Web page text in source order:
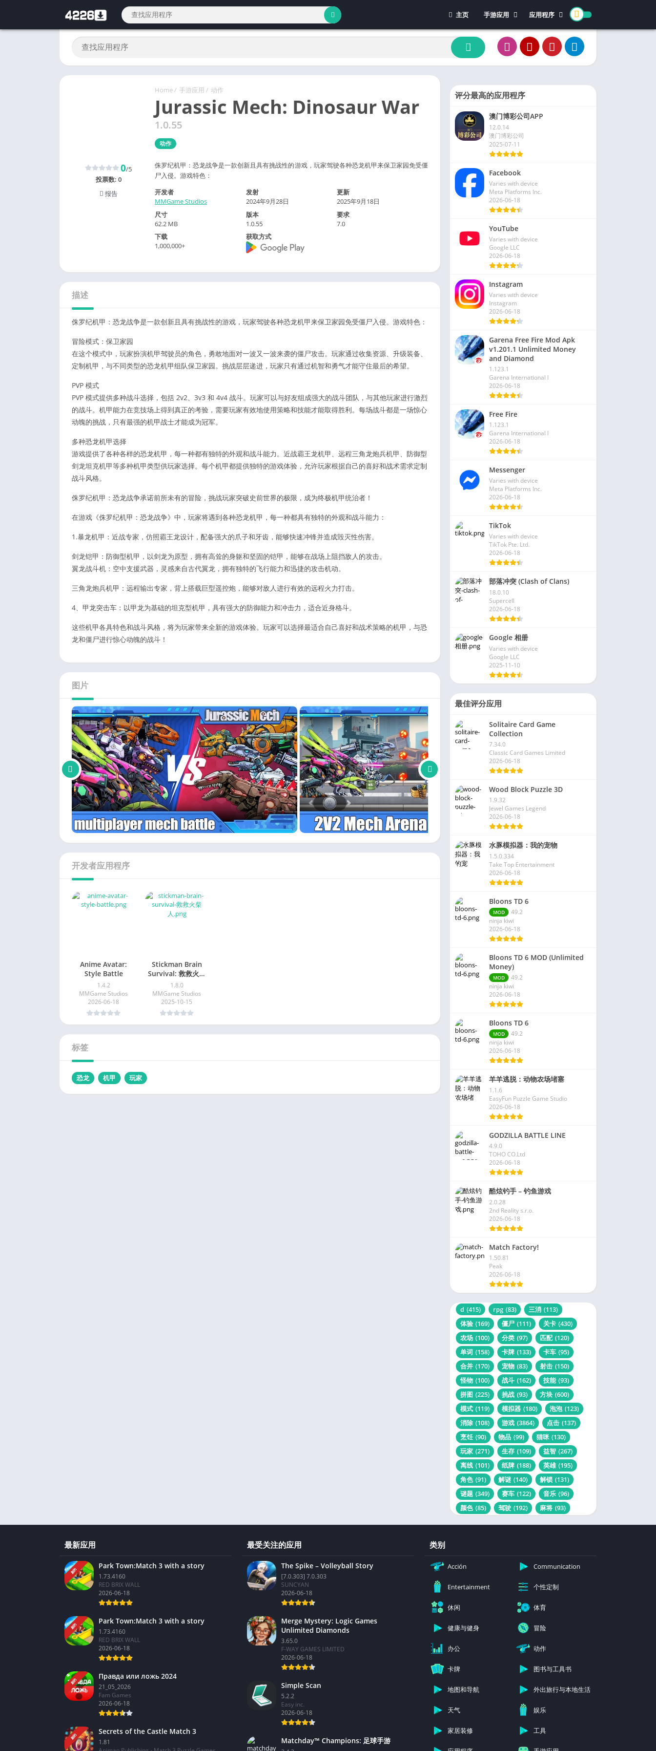
主页
手游应用
休闲游戏
冒险游戏
教育游戏
角色扮演
文字游戏
竞速游戏
策略游戏
应用程序
体育
办公
Home/ 手游应用 / 动作
Jurassic Mech: Dinosaur War
1.0.55
动作
侏罗纪机甲：恐龙战争是一款创新且具有挑战性的游戏，玩家驾驶各种恐龙机甲来保卫家园免受僵
尸入侵。游戏特色：
0/5
投票数: 0
报告
开发者
MMGame Studios
发射
2024年9月28日
更新
2025年9月18日
尺寸
62.2 MB
版本
1.0.55
要求
7.0
下载
1,000,000+
获取方式
描述
侏罗纪机甲：恐龙战争是一款创新且具有挑战性的游戏，玩家驾驶各种恐龙机甲来保卫家园免受僵尸入侵。游戏特色：
冒险模式：保卫家园
在这个模式中，玩家扮演机甲驾驶员的角色，勇敢地面对一波又一波来袭的僵尸攻击。玩家通过收集资源、升级装备、
定制机甲，与不同类型的恐龙机甲组队保卫家园。挑战层层递进，玩家只有通过机智和勇气才能守住最后的希望。
PVP 模式
PVP 模式提供多种战斗选择，包括 2v2、3v3 和 4v4 战斗。玩家可以与好友组成强大的战斗团队，与其他玩家进行激烈
的战斗。机甲能力在竞技场上得到真正的考验，需要玩家有效地使用策略和技能才能取得胜利。每场战斗都是一场惊心
动魄的挑战，只有最强的机甲战士才能成为冠军。
多种恐龙机甲选择
游戏提供了各种各样的恐龙机甲，每一种都有独特的外观和战斗能力。近战霸王龙机甲、远程三角龙炮兵机甲、防御型
剑龙坦克机甲等多种机甲类型供玩家选择。每个机甲都提供独特的游戏体验，允许玩家根据自己的喜好和战术需求定制
战斗风格。
侏罗纪机甲：恐龙战争承诺前所未有的冒险，挑战玩家突破史前世界的极限，成为终极机甲统治者！
在游戏《侏罗纪机甲：恐龙战争》中，玩家将遇到各种恐龙机甲，每一种都具有独特的外观和战斗能力：
1.暴龙机甲：近战专家，仿照霸王龙设计，配备强大的爪子和牙齿，能够快速冲锋并造成毁灭性伤害。
剑龙铠甲：防御型机甲，以剑龙为原型，拥有高耸的身躯和坚固的铠甲，能够在战场上阻挡敌人的攻击。
翼龙战斗机：空中支援武器，灵感来自古代翼龙，拥有独特的飞行能力和迅捷的攻击机动。
三角龙炮兵机甲：远程输出专家，背上搭载巨型遥控炮，能够对敌人进行有效的远程火力打击。
4、甲龙突击车：以甲龙为基础的坦克型机甲，具有强大的防御能力和冲击力，适合近身格斗。
这些机甲各具特色和战斗风格，将为玩家带来全新的游戏体验。玩家可以选择最适合自己喜好和战术策略的机甲，与恐
龙和僵尸进行惊心动魄的战斗！
图片
开发者应用程序
Anime Avatar:
Style Battle
1.4.2
MMGame Studios
2026-06-18
Stickman Brain
Survival: 救救火柴
人
1.8.0
MMGame Studios
2025-10-15
标签
恐龙 机甲 玩家
评分最高的应用程序
澳门博彩公司APP
12.0.14
澳门博彩公司
2025-07-11
Facebook
Varies with device
Meta Platforms Inc.
2026-06-18
YouTube
Varies with device
Google LLC
2026-06-18
Instagram
Varies with device
Instagram
2026-06-18
Garena Free Fire Mod Apk
v1.201.1 Unlimited Money
and Diamond
1.123.1
Garena International I
2026-06-18
Free Fire
1.123.1
Garena International I
2026-06-18
Messenger
Varies with device
Meta Platforms Inc.
2026-06-18
TikTok
Varies with device
TikTok Pte. Ltd.
2026-06-18
部落冲突 (Clash of Clans)
18.0.10
Supercell
2026-06-18
Google 相册
Varies with device
Google LLC
2025-11-10
最佳评分应用
Solitaire Card Game
Collection
7.34.0
Classic Card Games Limited
2026-06-18
Wood Block Puzzle 3D
1.9.32
Jewel Games Legend
2026-06-18
水豚模拟器：我的宠物
1.5.0.334
Take Top Entertainment
2026-06-18
Bloons TD 6
MOD
49.2
ninja kiwi
2026-06-18
Bloons TD 6 MOD (Unlimited
Money)
MOD
49.2
ninja kiwi
2026-06-18
Bloons TD 6
MOD
49.2
ninja kiwi
2026-06-18
羊羊逃脱：动物农场堵塞
1.1.6
EasyFun Puzzle Game Studio
2026-06-18
GODZILLA BATTLE LINE
4.9.0
TOHO CO.Ltd
2026-06-18
酷炫钓手 – 钓鱼游戏
2.0.28
2nd Reality s.r.o.
2026-06-18
Match Factory!
1.50.81
Peak
2026-06-18
d (415) rpg (83) 三消 (113)
体验 (169) 僵尸 (111) 关卡 (430)
农场 (100) 分类 (97) 匹配 (120)
单词 (158) 卡牌 (133) 卡车 (95)
合并 (170) 宠物 (83) 射击 (150)
怪物 (100) 战斗 (162) 技能 (93)
拼图 (225) 挑战 (93) 方块 (600)
模式 (119) 模拟器 (180) 泡泡 (123)
消除 (108) 游戏 (3864) 点击 (137)
烹饪 (90) 物品 (99) 猫咪 (130)
玩家 (271) 生存 (109) 益智 (267)
离线 (101) 纸牌 (188) 英雄 (195)
角色 (91) 解谜 (140) 解锁 (131)
谜题 (349) 赛车 (122) 音乐 (96)
颜色 (85) 驾驶 (192) 麻将 (93)
最新应用
新的
Park Town:Match 3 with a story
1.73.4160
RED BRIX WALL
2026-06-18
新的
Park Town:Match 3 with a story
1.73.4160
RED BRIX WALL
2026-06-18
新的
Правда или ложь 2024
21_05_2026
Fam Games
2026-06-18
新的
Secrets of the Castle Match 3
1.81
最受关注的应用
The Spike – Volleyball Story
[7.0.303] 7.0.303
SUNCYAN
2026-06-18
Merge Mystery: Logic Games
Unlimited Diamonds
3.65.0
F-WAY GAMES LIMITED
2026-06-18
Simple Scan
5.2.2
Easy inc.
2026-06-18
Matchday™ Champions: 足球手游
类别
Acción Communication
Entertainment 个性定制
休闲 体育
健康与健身 冒险
办公 动作
卡牌 图书与工具书
地图和导航 外出旅行与本地生活
天气 娱乐
家居装修 工具